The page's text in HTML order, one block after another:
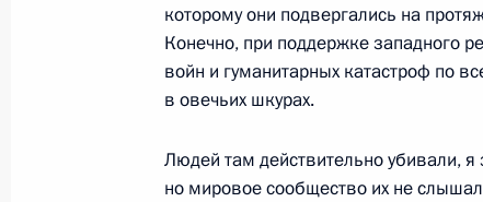
17 декабря 2023 года,
17 декабря 2023 года, 16:25 Москва
которому они подвергались на
Конечно, при поддержке западного
войн и гуманитарных катастроф по
в овечьих шкурах.
Людей там действительно убивали,
но мировое сообщество их не